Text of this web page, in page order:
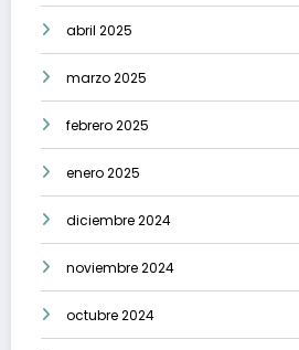
abril 2025
marzo 2025
febrero 2025
enero 2025
diciembre 2024
noviembre 2024
octubre 2024